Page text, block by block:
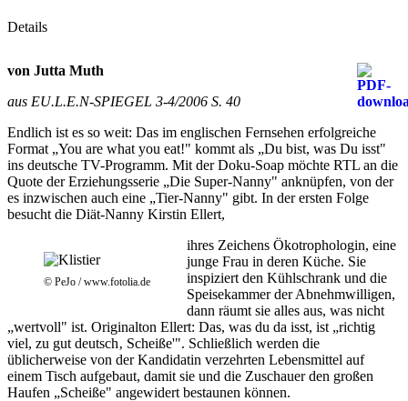
Details
von Jutta Muth
aus EU.L.E.N-SPIEGEL 3-4/2006 S. 40
Endlich ist es so weit: Das im englischen Fernsehen erfolgreiche
Format „You are what you eat!" kommt als „Du bist, was Du isst"
ins deutsche TV-Programm. Mit der Doku-Soap möchte RTL an die
Quote der Erziehungsserie „Die Super-Nanny" anknüpfen, von der
es inzwischen auch eine „Tier-Nanny" gibt. In der ersten Folge
besucht die Diät-Nanny Kirstin Ellert,
© PeJo / www.fotolia.de
ihres Zeichens Ökotrophologin, eine
junge Frau in deren Küche. Sie
inspiziert den Kühlschrank und die
Speisekammer der Abnehmwilligen,
dann räumt sie alles aus, was nicht
„wertvoll" ist. Originalton Ellert: Das, was du da isst, ist „richtig
viel, zu gut deutsch‚ Scheiße'". Schließlich werden die
üblicherweise von der Kandidatin verzehrten Lebensmittel auf
einem Tisch aufgebaut, damit sie und die Zuschauer den großen
Haufen „Scheiße" angewidert bestaunen können.